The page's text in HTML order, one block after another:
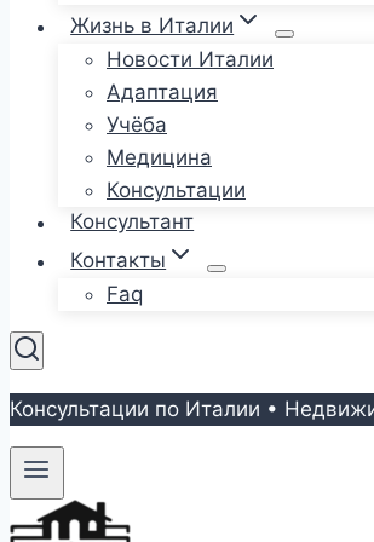
Жизнь в Италии
Новости Италии
Адаптация
Учёба
Медицина
Консультации
Консультант
Контакты
Faq
Консультации по Италии •